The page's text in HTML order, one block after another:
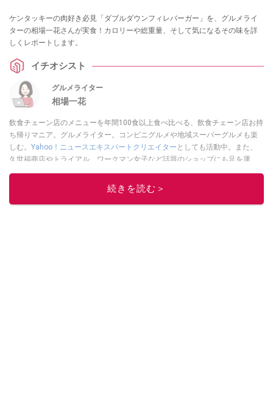
ケンタッキーの肉好き必見「ダブルダウンフィレバーガー」を、グルメライ
ターの相場一花さんが実食！カロリーや総重量、そして気になるその味を詳
しくレポートします。
イチオシスト
グルメライター
相場一花
飲食チェーン店のメニューを年間100食以上食べ比べる、飲食チェーン店お持
ち帰りマニア。グルメライター。コンビニグルメや地域スーパーグルメも楽
しむ。 Yahoo！ニュースエキスパートクリエイター としても活動中。また、
久世福商店やトライアル、ワークマン女子など話題のショップにも足を運
ぶ。晋遊舎「LDK」や「360LiFE」、KADOKAWA「レタスクラブ」、集英社
「週刊プレイボーイ」、宝島社「おいしい！ シャトレーゼBOOK」などでグ
ルメライター、食の専門家として出演実績あり。
続きを読む＞